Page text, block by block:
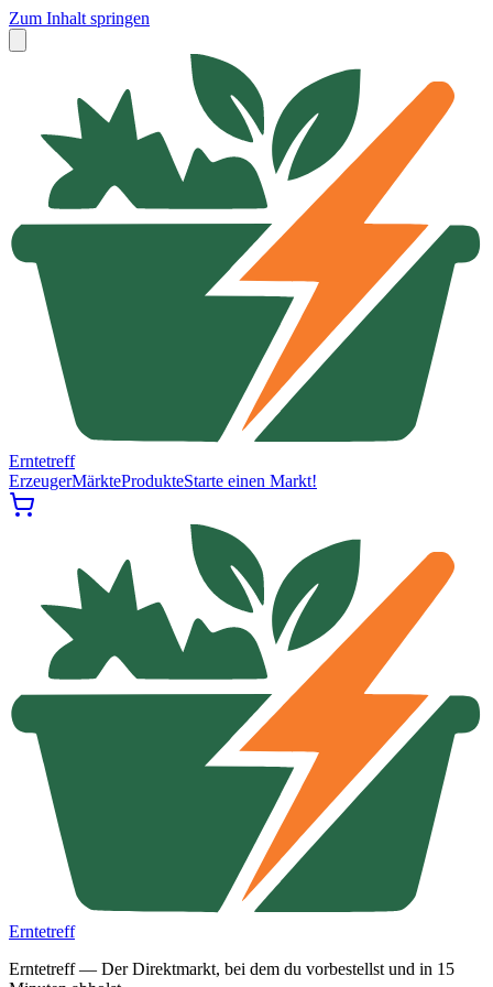
Zum Inhalt springen
Erntetreff
ErzeugerMärkteProdukteStarte einen Markt!
Erntetreff
Erntetreff — Der Direktmarkt, bei dem du vorbestellst und in 15